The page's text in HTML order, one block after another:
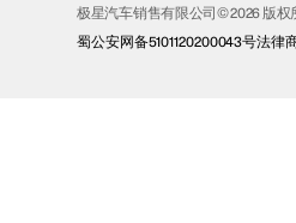
极星汽车销售有限公司© 2026 版权
蜀公安网备5101120200043号法律